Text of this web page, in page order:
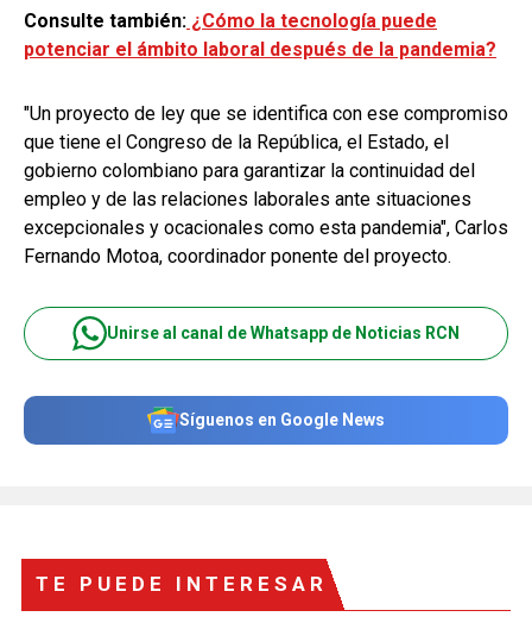
Consulte también: ¿Cómo la tecnología puede
potenciar el ámbito laboral después de la pandemia?
"Un proyecto de ley que se identifica con ese compromiso
que tiene el Congreso de la República, el Estado, el
gobierno colombiano para garantizar la continuidad del
empleo y de las relaciones laborales ante situaciones
excepcionales y ocacionales como esta pandemia", Carlos
Fernando Motoa, coordinador ponente del proyecto.
Unirse al canal de Whatsapp de Noticias RCN
Síguenos en Google News
TE PUEDE INTERESAR